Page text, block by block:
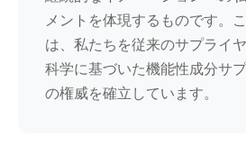
メントを体現するものです。
は、私たちを従来のサプライ
科学に基づいた機能性成分サ
の権威を確立しています。